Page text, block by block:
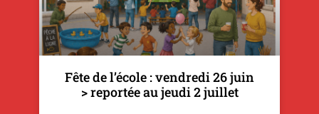
Fête de l’école : vendredi 26 juin
> reportée au jeudi 2 juillet